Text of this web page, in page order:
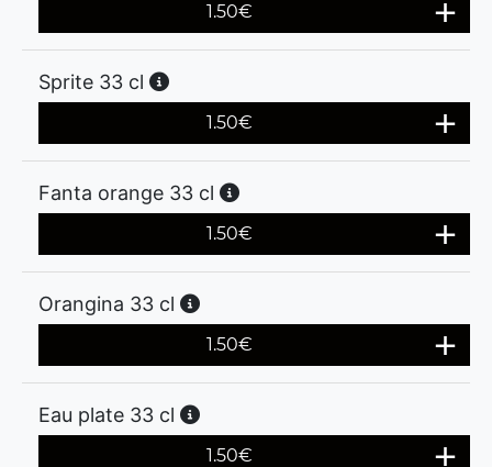
1.50€
Sprite 33 cl
1.50€
Fanta orange 33 cl
1.50€
Orangina 33 cl
1.50€
Eau plate 33 cl
1.50€